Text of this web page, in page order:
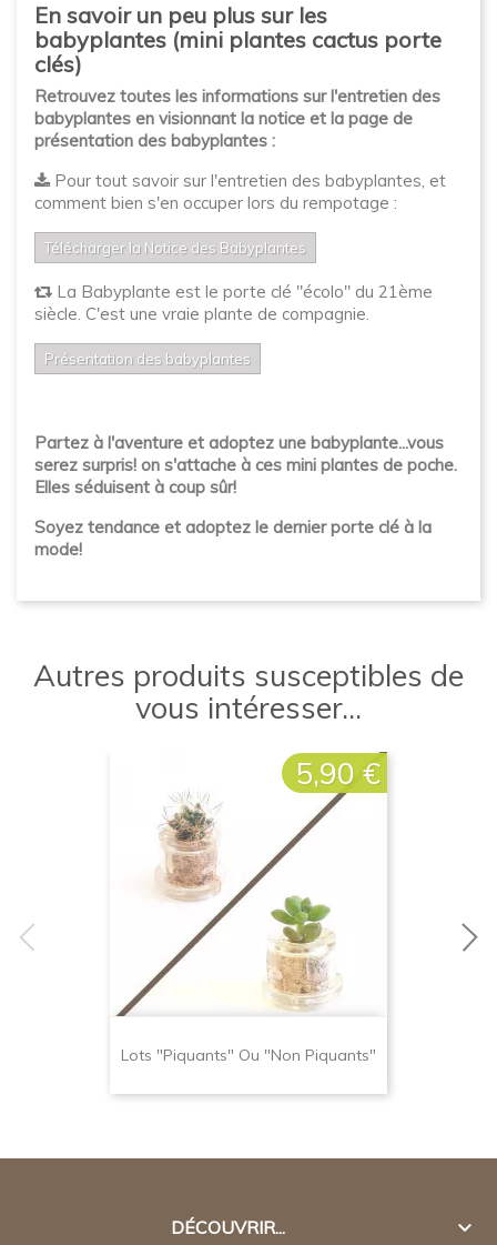
En savoir un peu plus sur les
babyplantes (mini plantes cactus porte
clés)
Retrouvez toutes les informations sur l'entretien des
babyplantes en visionnant la notice et la page de
présentation des babyplantes :
Pour tout savoir sur l'entretien des babyplantes, et
comment bien s'en occuper lors du rempotage :
Télécharger la Notice des Babyplantes
La Babyplante est le porte clé "écolo" du 21ème
siècle. C'est une vraie plante de compagnie.
Présentation des babyplantes
Partez à l'aventure et adoptez une babyplante...vous
serez surpris! on s'attache à ces mini plantes de poche.
Elles séduisent à coup sûr!
Soyez tendance et adoptez le dernier porte clé à la
mode!
Autres produits susceptibles de
vous intéresser...
Lots "piquants" Ou "non Piquants"
Prix
5,90 €
DÉCOUVRIR... 